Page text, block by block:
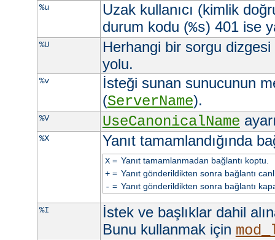
%u
Uzak kullanıcı (kimlik
durum kodu (%s) 401 ise
%U
Herhangi bir sorgu
yolu.
%v
İsteği sunan sunucunun
(ServerName).
%V UseCanonicalName
%X Yanıt tamamlandığında
X= Yanıt tamamlanmadan bağlantı koptu.
+= Yanıt gönderildikten sonra bağlantı
- = Yanıt gönderildikten sonra bağlantı
%I
İstek ve başlıklar dahil
Bunu kullanmak için